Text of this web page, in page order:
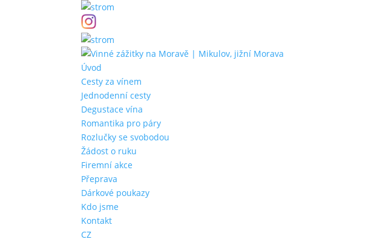
Úvod
Cesty za vínem
Jednodenní cesty
Degustace vína
Romantika pro páry
Rozlučky se svobodou
Žádost o ruku
Firemní akce
Přeprava
Dárkové poukazy
Kdo jsme
Kontakt
CZ